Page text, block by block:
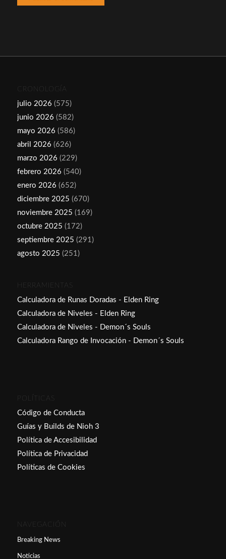
CRONOLOGÍA
julio 2026 (575)
junio 2026 (582)
mayo 2026 (586)
abril 2026 (626)
marzo 2026 (229)
febrero 2026 (540)
enero 2026 (652)
diciembre 2025 (670)
noviembre 2025 (169)
octubre 2025 (172)
septiembre 2025 (291)
agosto 2025 (251)
HERRAMIENTAS
Calculadora de Runas Doradas - Elden Ring
Calculadora de Niveles - Elden Ring
Calculadora de Niveles - Demon´s Souls
Calculadora Rango de Invocación - Demon´s Souls
POLÍTICAS
Código de Conducta
Guías y Builds de Nioh 3
Política de Accesibilidad
Política de Privacidad
Políticas de Cookies
NAVEGACIÓN
Breaking News
Noticias